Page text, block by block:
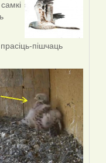
пішчаць